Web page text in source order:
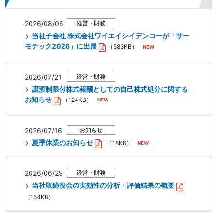
2026/08/06
当社子会社 株式会社ワイエイシイデンコーが「サー
モテック2026」に出展
（583KB）
2026/07/21
譲渡制限付株式報酬としての自己株式処分に関する
お知らせ
（124KB）
2026/07/16
夏季休業のお知らせ
（118KB）
2026/06/29
当社取締役会の実効性の分析・評価結果の概要
（154KB）